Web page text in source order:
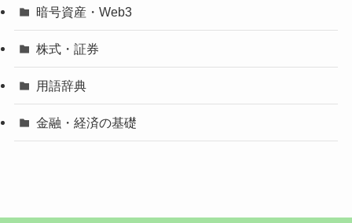
暗号資産・Web3
株式・証券
用語辞典
金融・経済の基礎